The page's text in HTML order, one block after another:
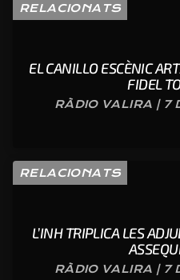
RELACIONATS
EL CANILLO ESCÈNIC
FIDEL
RÀDIO VALIRA |
RELACIONATS
L’INH TRIPLICA LES
RÀDIO VALIRA |